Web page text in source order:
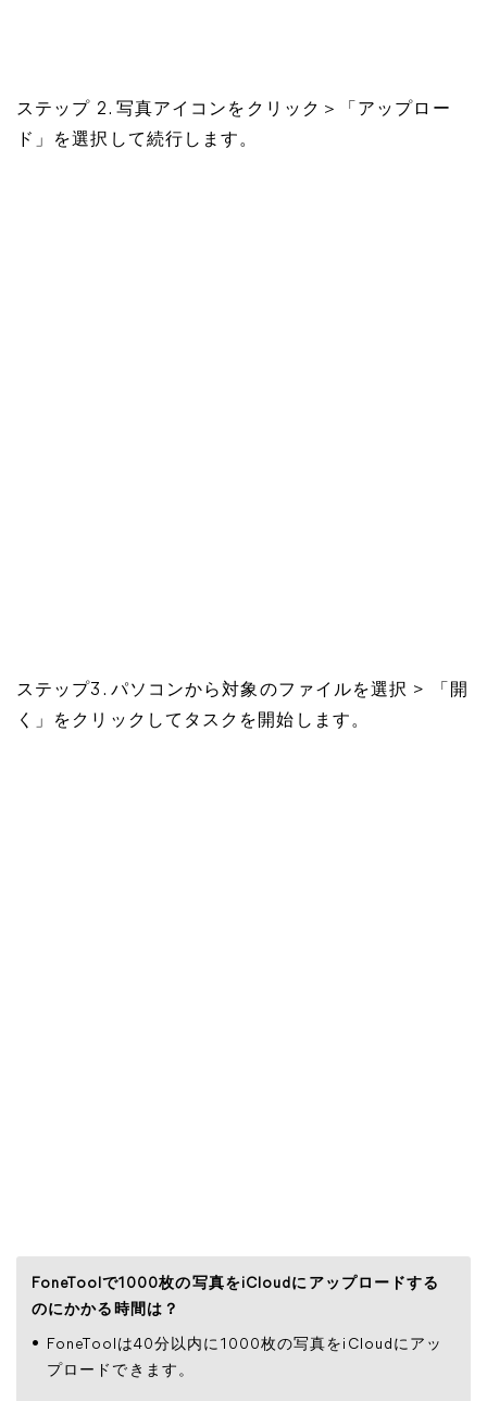
ステップ 2. 写真アイコンをクリック＞「アップロー
ド」を選択して続行します。
ステップ3. パソコンから対象のファイルを選択 > 「開
く」をクリックしてタスクを開始します。
FoneToolで1000枚の写真をiCloudにアップロードする
のにかかる時間は？
FoneToolは40分以内に1000枚の写真をiCloudにアッ
プロードできます。